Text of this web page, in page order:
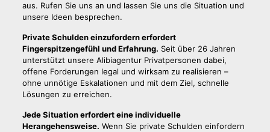
aus. Rufen Sie uns an und lassen Sie uns die Situation und
unsere Ideen besprechen.
Private Schulden einzufordern erfordert
Fingerspitzengefühl und Erfahrung. Seit über 26 Jahren
unterstützt unsere Alibiagentur Privatpersonen dabei,
offene Forderungen legal und wirksam zu realisieren –
ohne unnötige Eskalationen und mit dem Ziel, schnelle
Lösungen zu erreichen.
Jede Situation erfordert eine individuelle
Herangehensweise. Wenn Sie private Schulden einfordern